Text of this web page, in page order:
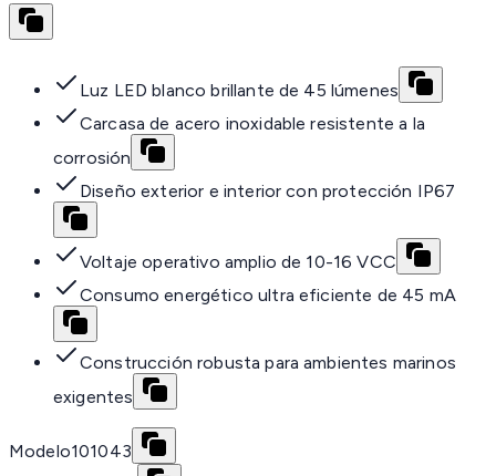
Luz LED blanco brillante de 45 lúmenes
Carcasa de acero inoxidable resistente a la
corrosión
Diseño exterior e interior con protección IP67
Voltaje operativo amplio de 10-16 VCC
Consumo energético ultra eficiente de 45 mA
Construcción robusta para ambientes marinos
exigentes
Modelo101043